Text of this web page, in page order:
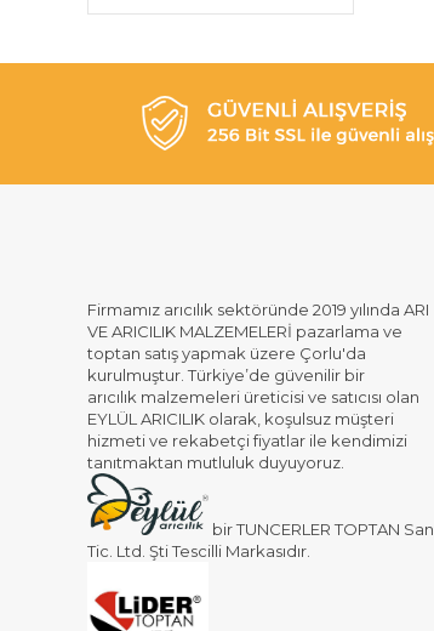
Firmamız arıcılık sektöründe 2019 yılında ARI
VE ARICILIK MALZEMELERİ pazarlama ve
toptan satış yapmak üzere Çorlu'da
kurulmuştur. Türkiye’de güvenilir bir
arıcılık malzemeleri üreticisi ve satıcısı olan
EYLÜL ARICILIK olarak, koşulsuz müşteri
hizmeti ve rekabetçi fiyatlar ile kendimizi
tanıtmaktan mutluluk duyuyoruz.
bir TUNCERLER TOPTAN San.
Tic. Ltd. Şti Tescilli Markasıdır.